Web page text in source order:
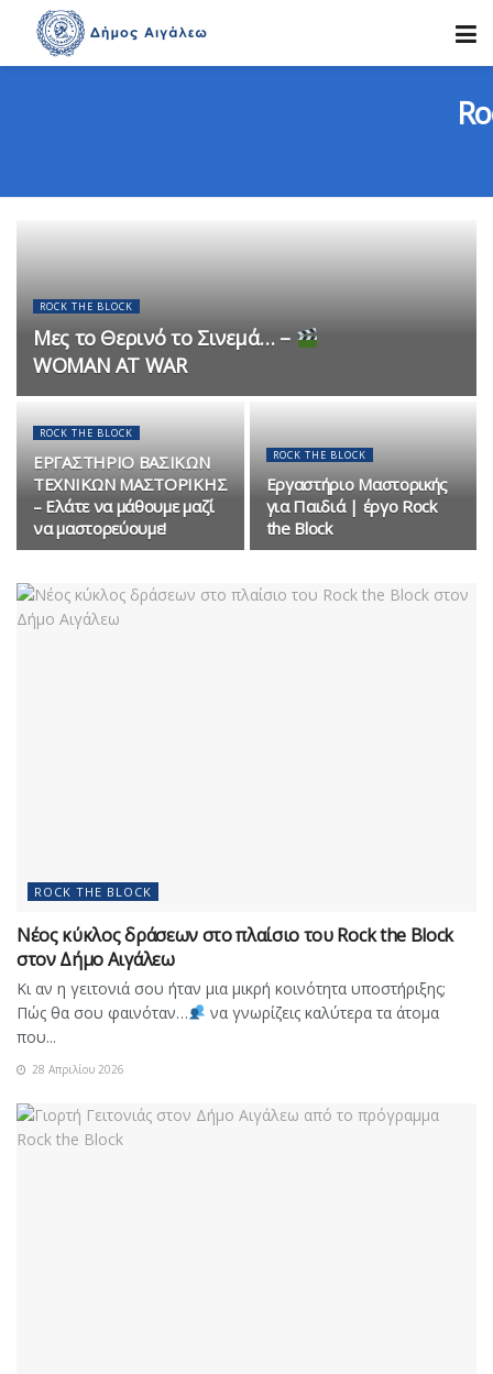
ROCK THE BLOCK
Μες το Θερινό το Σινεμά… –
WOMAN AT WAR
ROCK THE BLOCK
ΕΡΓΑΣΤΗΡΙΟ ΒΑΣΙΚΩΝ
ΤΕΧΝΙΚΩΝ ΜΑΣΤΟΡΙΚΗΣ
– Ελάτε να μάθουμε μαζί
να μαστορεύουμε!
ROCK THE BLOCK
Εργαστήριο Μαστορικής
για Παιδιά | έργο Rock
the Block
ROCK THE BLOCK
Νέος κύκλος δράσεων στο πλαίσιο του Rock the Block
στον Δήμο Αιγάλεω
Κι αν η γειτονιά σου ήταν μια μικρή κοινότητα υποστήριξης;
Πώς θα σου φαινόταν…
να γνωρίζεις καλύτερα τα άτομα
που...
28 Απριλίου 2026